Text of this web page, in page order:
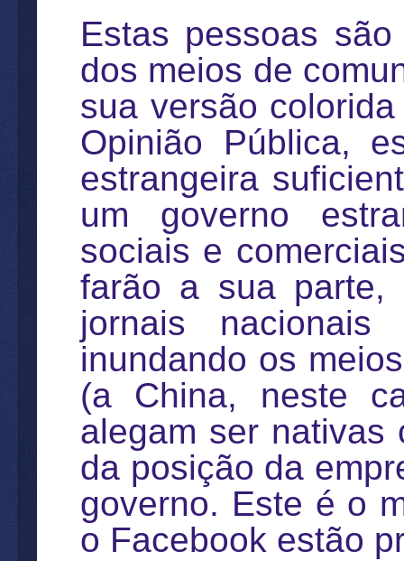
Estas pessoas
dos meios de
sua versão
Opinião Pública,
estrangeira
um governo
sociais e
farão a sua parte,
jornais
inundando os
(a China, neste
alegam ser nativas
da posição da
governo. Este é o
o Facebook estão